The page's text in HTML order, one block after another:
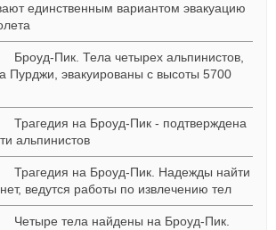
единственным вариантом эвакуацию
Броуд-Пик. Тела четырех альпинистов,
Пурджи, эвакуированы с высоты 5700
Трагедия на Броуд-Пик - подтверждена
альпинистов
Трагедия на Броуд-Пик. Надежды найти
ведутся работы по извлечению тел
Четыре тела найдены на Броуд-Пик.